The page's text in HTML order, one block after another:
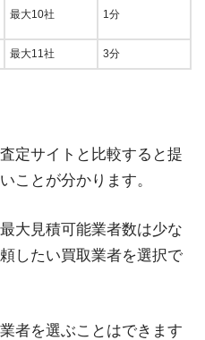
最大10社 1分
最大11社 3分
定サイトと比較すると提
ことが分かります。
大見積可能業者数は少な
したい買取業者を選択で
者を選ぶことはできます